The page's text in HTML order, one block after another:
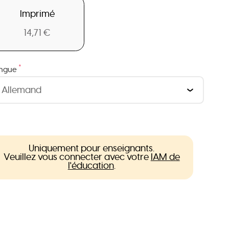
Imprimé
14,71 €
*
Uniquement pour enseignants.
Veuillez vous connecter avec votre IAM de
l'éducation.